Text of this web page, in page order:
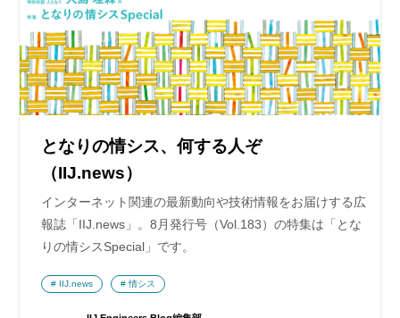
となりの情シス、何する人ぞ
（IIJ.news）
インターネット関連の最新動向や技術情報をお届けする広
報誌「IIJ.news」。8月発行号（Vol.183）の特集は「とな
りの情シスSpecial」です。
IIJ.news 情シス